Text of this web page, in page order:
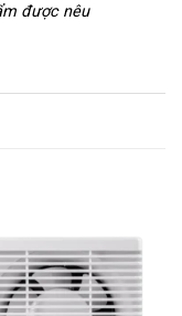
được nêu